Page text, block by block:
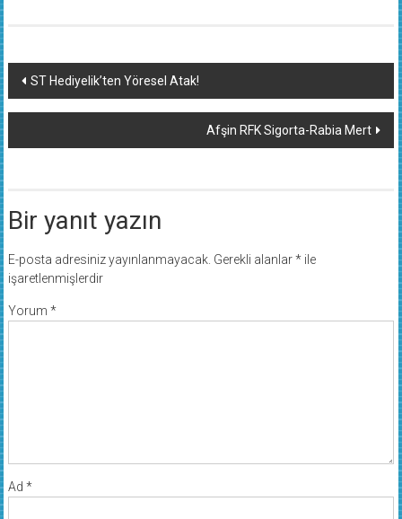
Yazı
dolaşımı
ST Hediyelik’ten Yöresel Atak!
Afşin RFK Sigorta-Rabia Mert
Bir yanıt yazın
E-posta adresiniz yayınlanmayacak. Gerekli alanlar*ile
işaretlenmişlerdir
Yorum *
Ad *